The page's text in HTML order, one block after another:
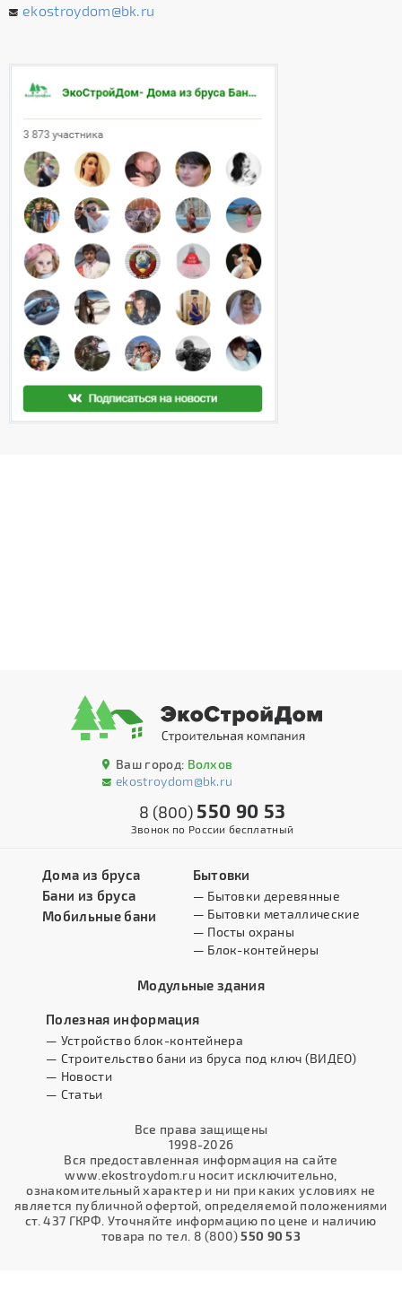
ekostroydom@bk.ru
Ваш город: Волхов
ekostroydom@bk.ru
8 (800) 550 90 53
Звонок по России бесплатный
Дома из бруса
Бани из бруса
Мобильные бани
Бытовки
— Бытовки деревянные
— Бытовки металлические
— Посты охраны
— Блок-контейнеры
Модульные здания
Полезная информация
— Устройство блок-контейнера
— Строительство бани из бруса под ключ (ВИДЕО)
— Новости
— Статьи
Все права защищены
1998-2026
Вся предоставленная информация на сайте
www.ekostroydom.ru носит исключительно,
ознакомительный характер и ни при каких условиях не
является публичной офертой, определяемой положениями
ст. 437 ГКРФ. Уточняйте информацию по цене и наличию
товара по тел. 8 (800)550 90 53